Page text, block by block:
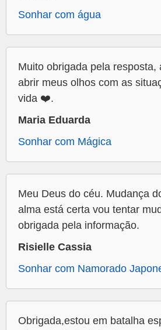
Sonhar com água
Muito obrigada pela resposta,
abrir meus olhos com as
vida ❤️.
Maria Eduarda
Sonhar com Mágica
Meu Deus do céu. Mudança
alma está certa vou tentar
obrigada pela informação.
Risielle Cassia
Sonhar com Namorado
Obrigada,estou em batalha